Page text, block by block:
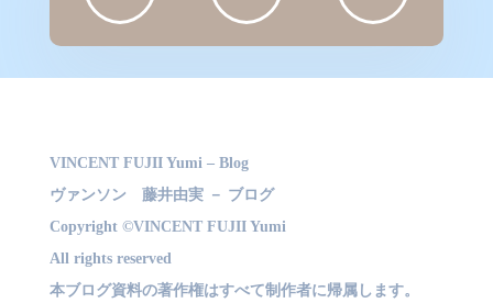
VINCENT FUJII Yumi – Blog
ヴァンソン 藤井由実 － ブログ
Copyright ©VINCENT FUJII Yumi
All rights reserved
本ブログ資料の著作権はすべて制作者に帰属します。